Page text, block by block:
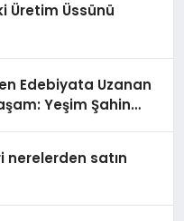
Üretim Üssünü
Edebiyata Uzanan
Yeşim Şahin
nerelerden satın